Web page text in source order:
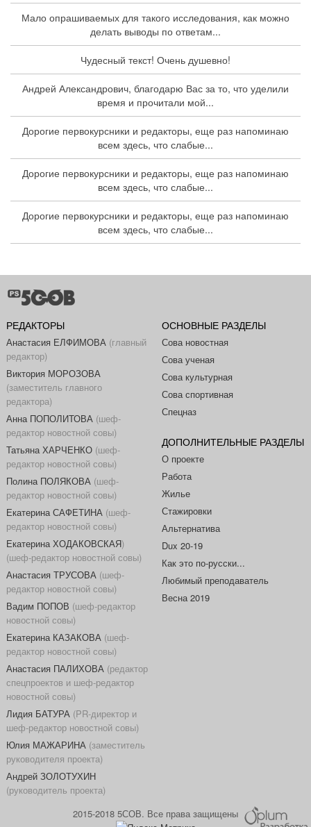
Мало опрашиваемых для такого исследования, как можно
делать выводы по ответам...
Чудесный текст! Очень душевно!
Андрей Александрович, благодарю Вас за то, что уделили
время и прочитали мой...
Дорогие первокурсники и редакторы, еще раз напоминаю
всем здесь, что слабые...
Дорогие первокурсники и редакторы, еще раз напоминаю
всем здесь, что слабые...
Дорогие первокурсники и редакторы, еще раз напоминаю
всем здесь, что слабые...
РЕДАКТОРЫ
Анастасия ЕЛФИМОВА(главный
редактор)
Виктория МОРОЗОВА
(заместитель главного
редактора)
Анна ПОПОЛИТОВА(шеф-
редактор новостной совы)
Татьяна ХАРЧЕНКО(шеф-
редактор новостной совы)
Полина ПОЛЯКОВА(шеф-
редактор новостной совы)
Екатерина САФЕТИНА(шеф-
редактор новостной совы)
Екатерина ХОДАКОВСКАЯ)
(шеф-редактор новостной совы)
Анастасия ТРУСОВА(шеф-
редактор новостной совы)
Вадим ПОПОВ (шеф-редактор
новостной совы)
Екатерина КАЗАКОВА(шеф-
редактор новостной совы)
Анастасия ПАЛИХОВА(редактор
спецпроектов и шеф-редактор
новостной совы)
Лидия БАТУРА(PR-директор и
шеф-редактор новостной совы)
Юлия МАЖАРИНА(заместитель
руководителя проекта)
Андрей ЗОЛОТУХИН
(руководитель проекта)
ОСНОВНЫЕ РАЗДЕЛЫ
Сова новостная
Сова ученая
Сова культурная
Сова спортивная
Спецназ
ДОПОЛНИТЕЛЬНЫЕ РАЗДЕЛЫ
О проекте
Работа
Жилье
Стажировки
Альтернатива
Dux 20-19
Как это по-русски...
Любимый преподаватель
Весна 2019
2015-2018 5СОВ. Все права защищены